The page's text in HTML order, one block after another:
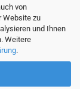
von
Website zu
und Ihnen
Weitere
.